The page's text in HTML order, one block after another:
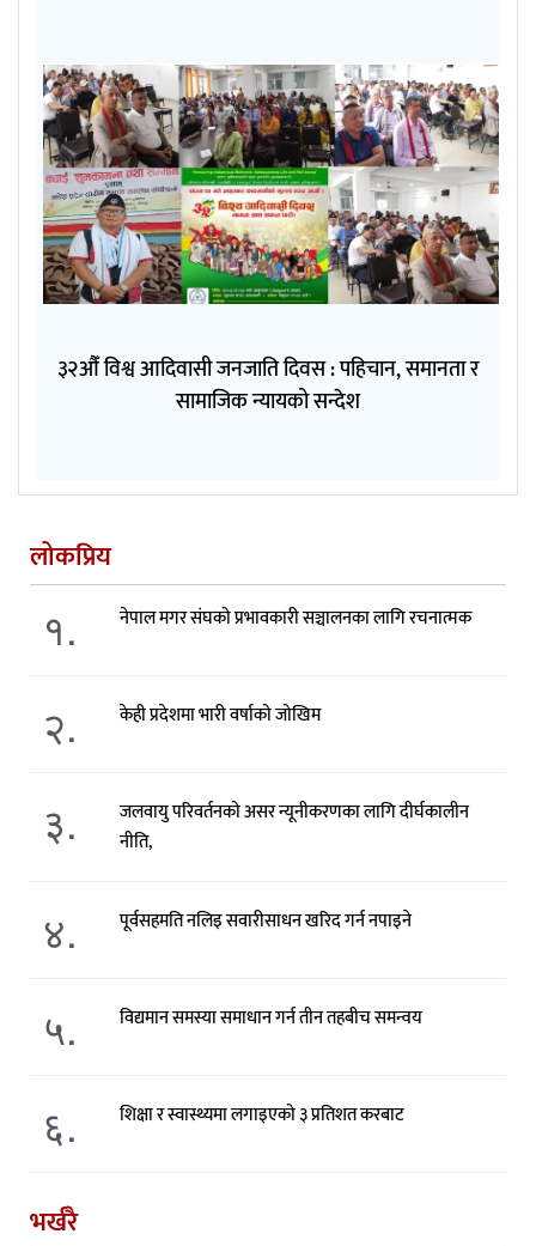
३२औँ विश्व आदिवासी जनजाति दिवस : पहिचान, समानता र
सामाजिक न्यायको सन्देश
लोकप्रिय
१. नेपाल मगर संघको प्रभावकारी सञ्चालनका लागि रचनात्मक
२. केही प्रदेशमा भारी वर्षाको जोखिम
३.
जलवायु परिवर्तनको असर न्यूनीकरणका लागि दीर्घकालीन
नीति,
४. पूर्वसहमति नलिइ सवारीसाधन खरिद गर्न नपाइने
५. विद्यमान समस्या समाधान गर्न तीन तहबीच समन्वय
६. शिक्षा र स्वास्थ्यमा लगाइएको ३ प्रतिशत करबाट
भर्खरै